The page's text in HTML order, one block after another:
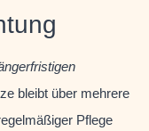
bleibt über mehrere
Pflege